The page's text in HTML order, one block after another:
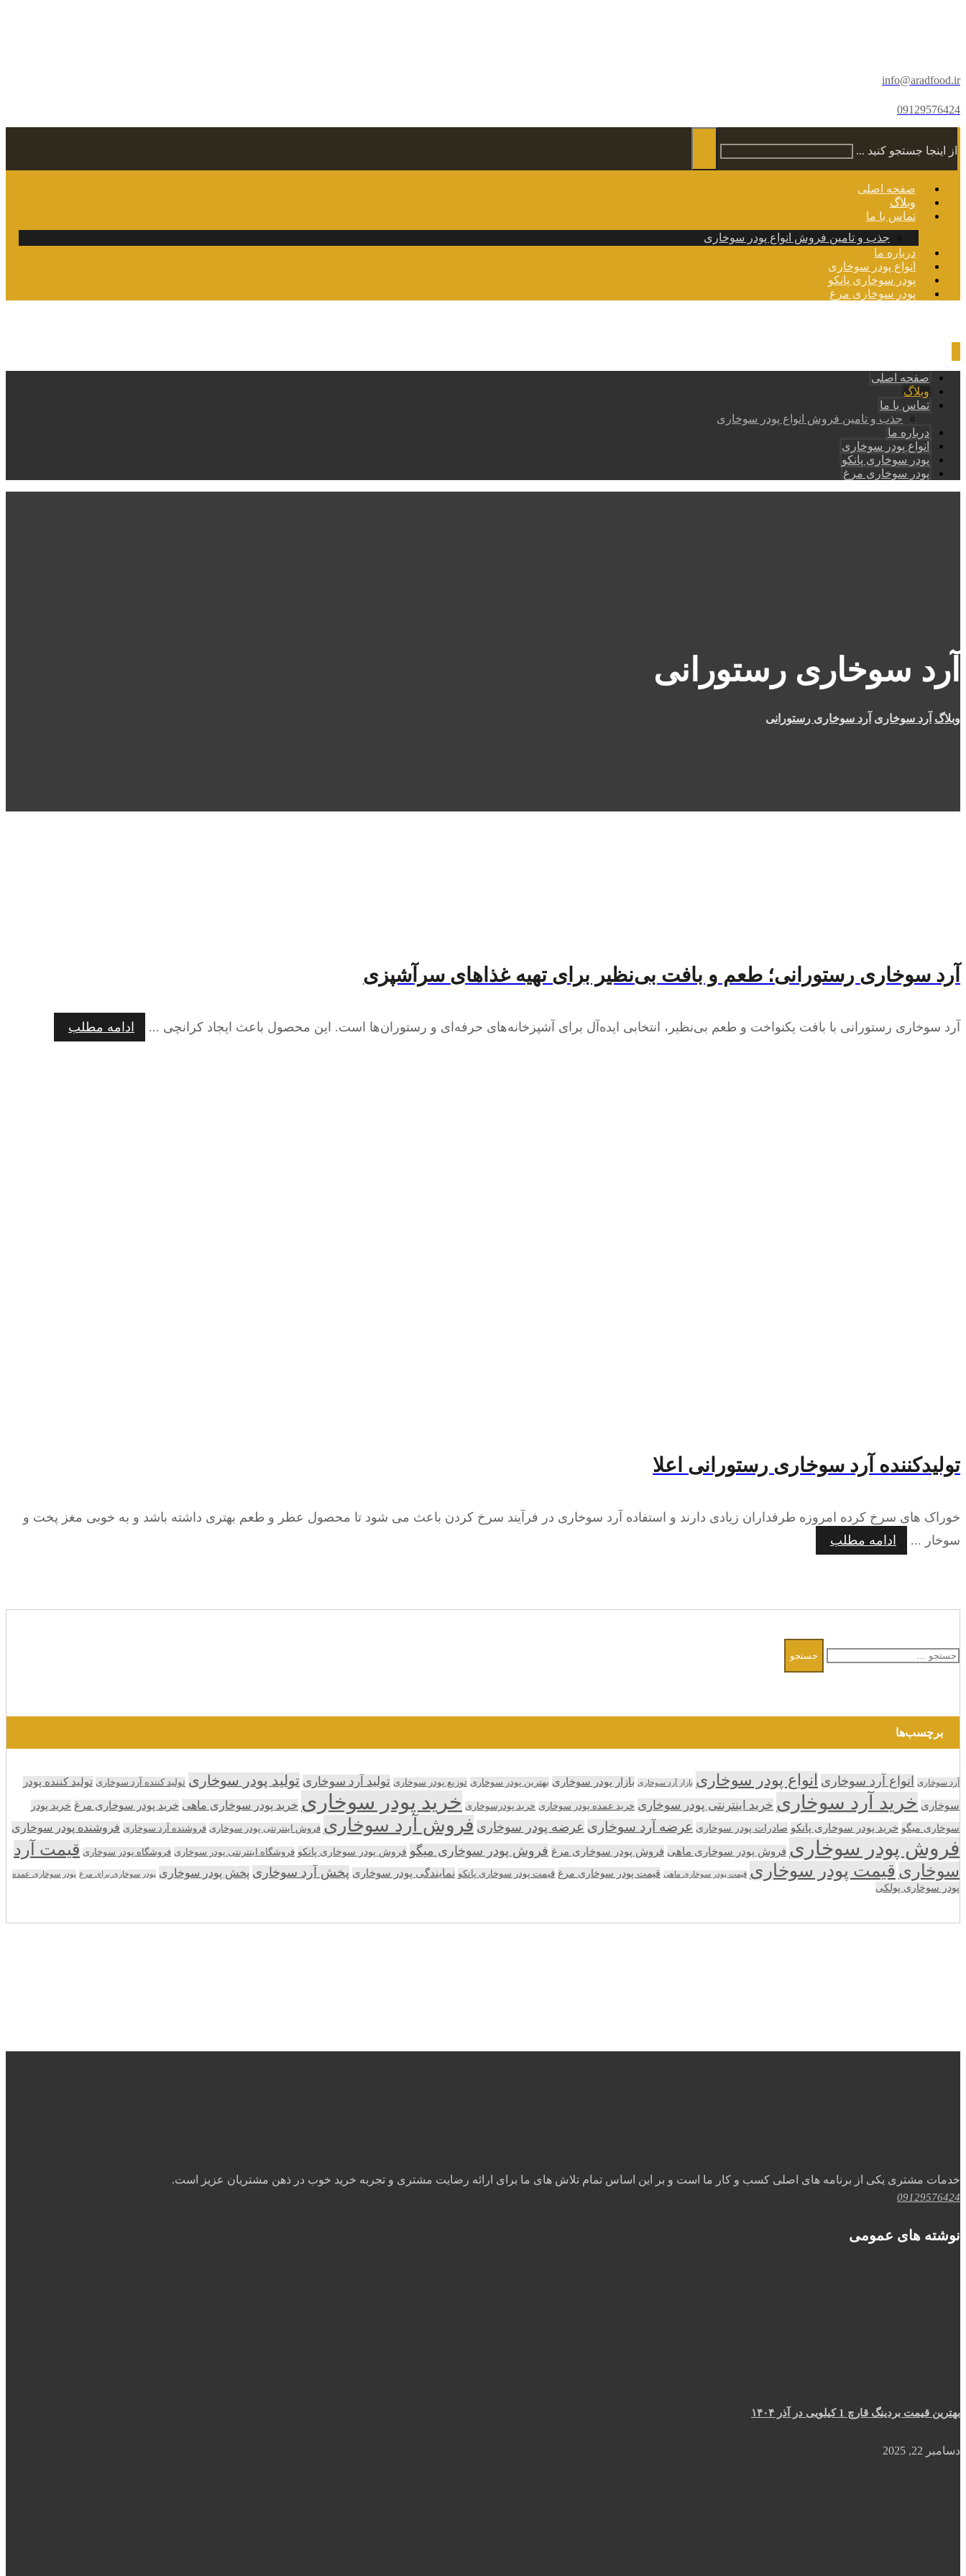
info@aradfood.ir
09129576424
از اینجا جستجو کنید ...
صفحه اصلی
وبلاگ
تماس با ما
جذب و تامین فروش انواع پودر سوخاری
درباره ما
انواع پودر سوخاری
پودر سوخاری پانکو
پودر سوخاری مرغ
صفحه اصلی
وبلاگ
تماس با ما
جذب و تامین فروش انواع پودر سوخاری
درباره ما
انواع پودر سوخاری
پودر سوخاری پانکو
پودر سوخاری مرغ
آرد سوخاری رستورانی
وبلاگ آرد سوخاری آرد سوخاری رستورانی
آرد سوخاری رستورانی؛ طعم و بافت بی‌نظیر برای تهیه غذاهای سرآشپزی
آرد سوخاری رستورانی با بافت یکنواخت و طعم بی‌نظیر، انتخابی ایده‌آل برای آشپزخانه‌های حرفه‌ای و رستوران‌ها است. این محصول باعث ایجاد کرانچی ... ادامه مطلب
تولیدکننده آرد سوخاری رستورانی اعلا
خوراک های سرخ کرده امروزه طرفداران زیادی دارند و استفاده آرد سوخاری در فرآیند سرخ کردن باعث می شود تا محصول عطر و طعم بهتری داشته باشد و به خوبی مغز پخت و
سوخار ...
ادامه مطلب
برای:
برچسب‌ها
آرد سوخاری انواع آرد سوخاری انواع پودر سوخاری بازار آرد سوخاری بازار پودر سوخاری بهترین پودر سوخاری توزیع پودر سوخاری تولید آرد سوخاری تولید پودر سوخاری تولید کننده آرد سوخاری تولید کننده پودر
سوخاری خرید آرد سوخاری خرید اینترنتی پودر سوخاری خرید عمده پودر سوخاری خرید پودرسوخاری خرید پودر سوخاری خرید پودر سوخاری ماهی خرید پودر سوخاری مرغ خرید پودر
سوخاری میگو خرید پودر سوخاری پانکو صادرات پودر سوخاری عرضه آرد سوخاری عرضه پودر سوخاری فروش آرد سوخاری فروش اینترنتی پودر سوخاری فروشنده آرد سوخاری فروشنده پودر سوخاری
فروش پودر سوخاری فروش پودر سوخاری ماهی فروش پودر سوخاری مرغ فروش پودر سوخاری میگو فروش پودر سوخاری پانکو فروشگاه اینترنتی پودر سوخاری فروشگاه پودر سوخاری قیمت آرد
سوخاری قیمت پودر سوخاری قیمت پودر سوخاری ماهی قیمت پودر سوخاری مرغ قیمت پودر سوخاری پانکو نمایندگی پودر سوخاری پخش آرد سوخاری پخش پودر سوخاری پودر سوخاری برای مرغ پودر سوخاری عمده
پودر سوخاری پولکی
خدمات مشتری یکی از برنامه های اصلی کسب و کار ما است و بر این اساس تمام تلاش های ما برای ارائه رضایت مشتری و تجربه خرید خوب در ذهن مشتریان عزیز است.
09129576424
نوشته های عمومی
بهترین قیمت بردینگ قارچ 1 کیلویی در آذر ۱۴۰۴
دسامبر 22, 2025